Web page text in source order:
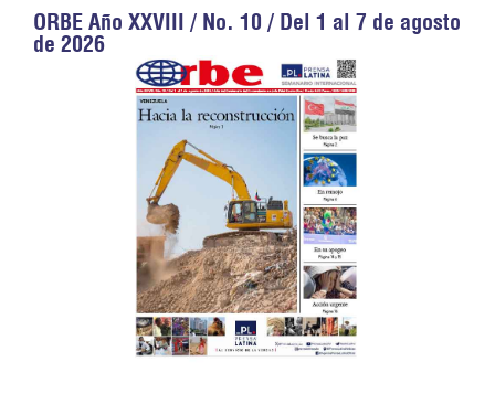
ORBE Año XXVIII / No. 10 / Del 1 al 7 de agosto
de 2026